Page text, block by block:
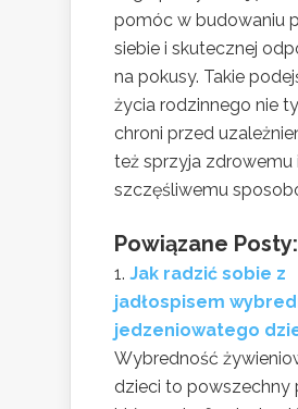
pomóc w budowaniu
siebie i skutecznej
na pokusy. Takie
życia rodzinnego nie
chroni przed
też sprzyja zdrowemu i
szczęśliwemu
Powiązane Posty:
Jak radzić sobie z
jadłospisem
jedzeniowatego
Wybredność
dzieci to powszechny